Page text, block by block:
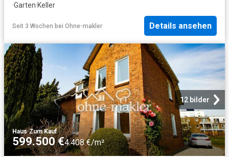
·Garten·Keller
Seit 3 Wochen bei Ohne-makler Details ansehen
12 bilder
Haus·Zum Kauf
599.500 €4.408 €/m²